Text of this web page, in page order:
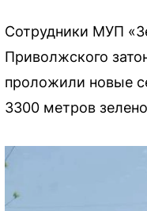
Сотрудники МУП
Приволжского
проложили новые
3300 метров